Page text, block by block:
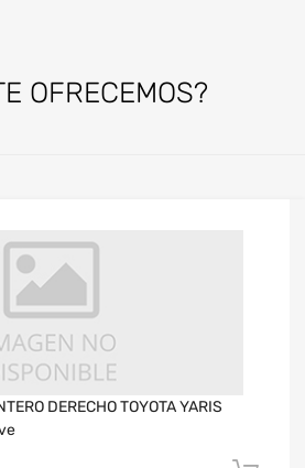
OFRECEMOS?
DERECHO TOYOTA YARIS